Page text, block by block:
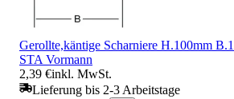
Gerollte,käntige Scharniere H.100mm
STA Vormann
2,39 €inkl. MwSt.
Lieferung bis 2-3 Arbeitstage